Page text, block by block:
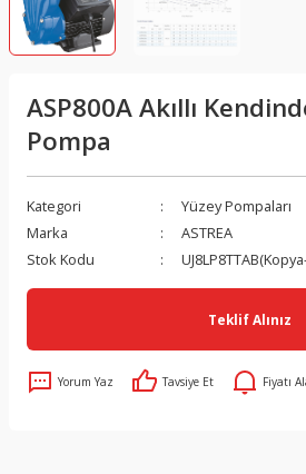
ASP800A Akıllı
Pompa
Kategori
Yüzey Pompaları
Marka
ASTREA
Stok Kodu
Teklif Alınız
Yorum Yaz Tavsiye Et Fiyatı